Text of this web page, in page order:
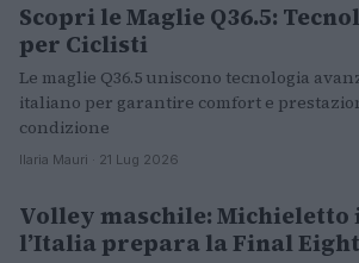
Scopri le Maglie Q36.5:
per Ciclisti
Le maglie Q36.5 uniscono tecnologia
italiano per garantire comfort e
condizione
Ilaria Mauri · 21 Lug 2026
ALTRI SPORT
Volley maschile: Michieletto
l’Italia prepara la Final Eight